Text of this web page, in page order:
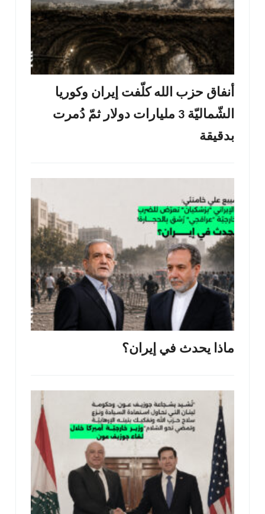
أنفاق حزب الله كلّفت إيران وكوريا
الشّماليّة 3 مليارات دولار ثمّ دُمرت
بدقيقة
ماذا يحدث في إيران؟